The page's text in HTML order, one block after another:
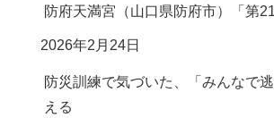
防府天満宮（山口県防府市）「第
2026年2月24日
防災訓練で気づいた、「みんなで
える